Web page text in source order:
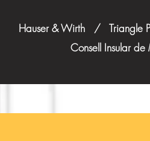
Hauser & Wirth /
Consell Insular